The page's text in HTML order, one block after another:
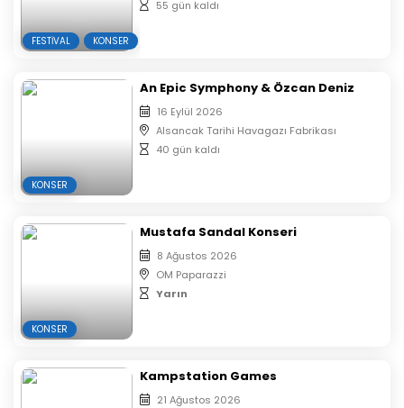
fotoğraf makinesi sokulması yasaktır.
Etkinlik girişinde bilet kontrolü yapılacaktır.
gerekmektedir.
İzinli fotoğrafçıların haricinde alana profesyonel
fotoğraf makinesi sokulması yasaktır.
FESTIVAL KONSER
55 gün kaldı
KONSER
An Epic Symphony & Özcan Deniz
16 Eylül 2026
Alsancak Tarihi Havagazı Fabrikası
40 gün kaldı
KONSER
Mustafa Sandal Konseri
8 Ağustos 2026
OM Paparazzi
Yarın
Kampstation Games
21 Ağustos 2026